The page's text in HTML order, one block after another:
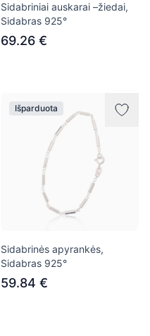
Sidabriniai auskarai –žiedai,
Sidabras 925°
69.26 €
Išparduota
Sidabrinės apyrankės,
Sidabras 925°
59.84 €